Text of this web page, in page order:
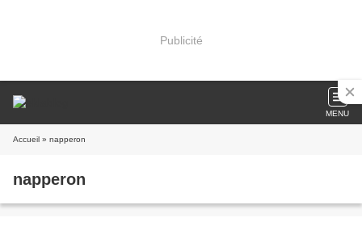
Publicité
MENU
Accueil » napperon
napperon